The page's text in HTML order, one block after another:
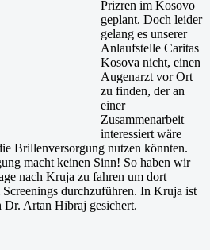
Prizren im Kosovo
geplant. Doch leider
gelang es unserer
Anlaufstelle Caritas
Kosova nicht, einen
Augenarzt vor Ort
zu finden, der an
einer
Zusammenarbeit
interessiert wäre
Brillenversorgung nutzen könnten.
macht keinen Sinn! So haben wir
nach Kruja zu fahren um dort
durchzuführen. In Kruja ist
Artan Hibraj gesichert.